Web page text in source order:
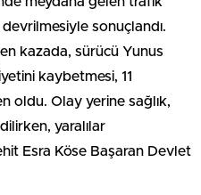
sonuçlandı.
kazada, sürücü Yunus
kaybetmesi, 11
oldu. Olay yerine sağlık,
yaralılar
Esra Köse Başaran Devlet